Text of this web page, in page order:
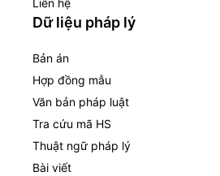
Liên hệ
Dữ liệu pháp lý
Bản án
Hợp đồng mẫu
Văn bản pháp luật
Tra cứu mã HS
Thuật ngữ pháp lý
Bài viết